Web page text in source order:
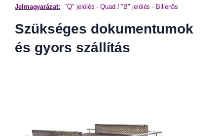
Jelmagyarázat:
"Q" jelölés - Quad / "B" jelölés - Billenős
Szükséges dokumentumok
és gyors szállítás